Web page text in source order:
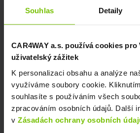
Souhlas Detaily
CAR4WAY a.s. používá cookies pro
uživatelský zážitek
K personalizaci obsahu a analýze
využíváme soubory cookie.
souhlasíte s používáním všech
zpracováním osobních údajů. Další
v Zásadách ochrany osobních